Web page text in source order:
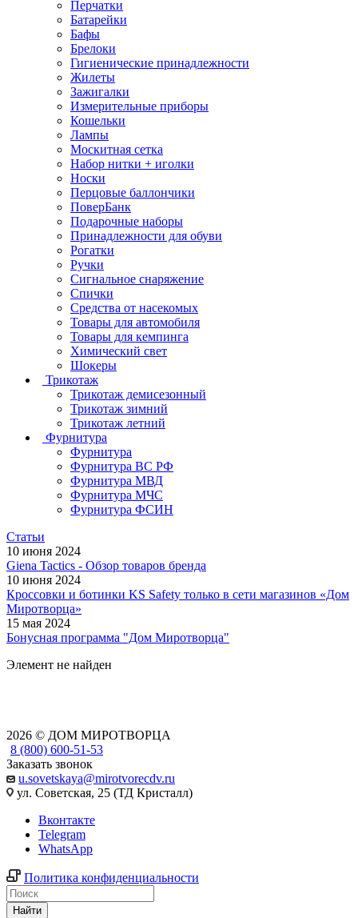
Перчатки
Батарейки
Бафы
Брелоки
Гигиенические принадлежности
Жилеты
Зажигалки
Измерительные приборы
Кошельки
Лампы
Москитная сетка
Набор нитки + иголки
Носки
Перцовые баллончики
ПоверБанк
Подарочные наборы
Принадлежности для обуви
Рогатки
Ручки
Сигнальное снаряжение
Спички
Средства от насекомых
Товары для автомобиля
Товары для кемпинга
Химический свет
Шокеры
Трикотаж
Трикотаж демисезонный
Трикотаж зимний
Трикотаж летний
Фурнитура
Фурнитура
Фурнитура ВС РФ
Фурнитура МВД
Фурнитура МЧС
Фурнитура ФСИН
Статьи
10 июня 2024
Giena Tactics - Обзор товаров бренда
10 июня 2024
Кроссовки и ботинки KS Safety только в сети магазинов «Дом
Миротворца»
15 мая 2024
Бонусная программа "Дом Миротворца"
Элемент не найден
2026 © ДОМ МИРОТВОРЦА
8 (800) 600-51-53
Заказать звонок
u.sovetskaya@mirotvorecdv.ru
ул. Советская, 25 (ТД Кристалл)
Вконтакте
Telegram
WhatsApp
Политика конфиденциальности
Найти